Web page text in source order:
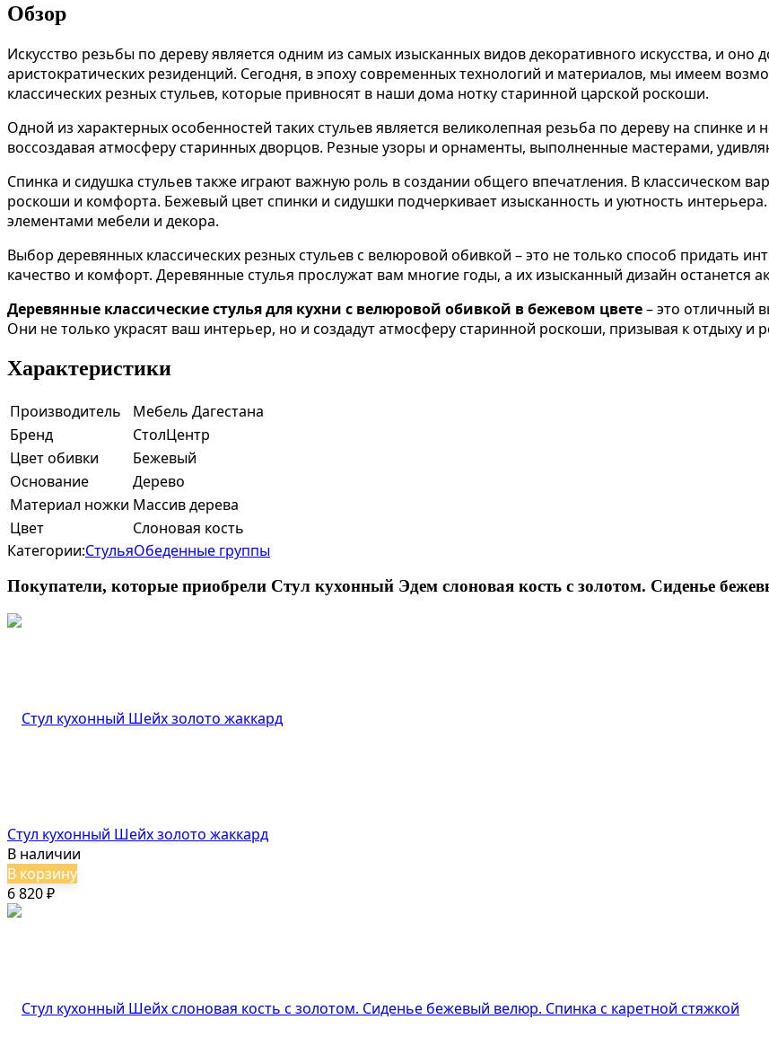
Обзор
Искусство резьбы по дереву является одним из самых изысканных видов декоративного искусства, и
аристократических резиденций. Сегодня, в эпоху современных технологий и материалов, мы имеем
классических резных стульев, которые привносят в наши дома нотку старинной царской роскоши.
Одной из характерных особенностей таких стульев является великолепная резьба по дереву на спинке
воссоздавая атмосферу старинных дворцов. Резные узоры и орнаменты, выполненные мастерами,
Спинка и сидушка стульев также играют важную роль в создании общего впечатления. В классическом
роскоши и комфорта. Бежевый цвет спинки и сидушки подчеркивает изысканность и уютность интерьера.
элементами мебели и декора.
Выбор деревянных классических резных стульев с велюровой обивкой – это не только способ придать
качество и комфорт. Деревянные стулья прослужат вам многие годы, а их изысканный дизайн останется
Деревянные классические стулья для кухни с велюровой обивкой в бежевом цвете– это отличный
Они не только украсят ваш интерьер, но и создадут атмосферу старинной роскоши, призывая к отдыху и
Характеристики
Производитель
Мебель Дагестана
Бренд
СтолЦентр
Цвет обивки
Бежевый
Основание
Дерево
Материал ножки Массив дерева
Цвет
Слоновая кость
Категории:СтульяОбеденные группы
Покупатели, которые приобрели Стул кухонный Эдем слоновая кость с золотом. Сиденье
Стул кухонный Шейх золото жаккард
В наличии
В корзину
6 820 ₽